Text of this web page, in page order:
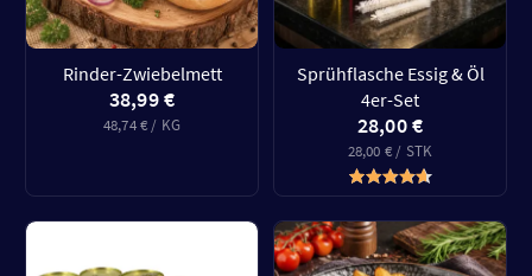
Rinder-Zwiebelmett
38,99 €
48,74 € / KG
Sprühflasche Essig & Öl
4er-Set
28,00 €
28,00 € / STK